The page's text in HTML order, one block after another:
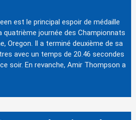
est le principal espoir de médaille
quatrième journée des Championnats
Oregon. Il a terminé deuxième de sa
avec un temps de 20.46 secondes
soir. En revanche, Amir Thompson a